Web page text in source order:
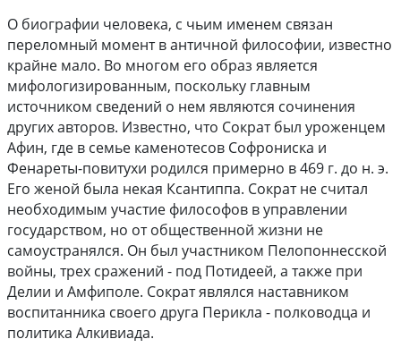
О биографии человека, с чьим именем связан
переломный момент в античной философии, известно
крайне мало. Во многом его образ является
мифологизированным, поскольку главным
источником сведений о нем являются сочинения
других авторов. Известно, что Сократ был уроженцем
Афин, где в семье каменотесов Софрониска и
Фенареты-повитухи родился примерно в 469 г. до н. э.
Его женой была некая Ксантиппа. Сократ не считал
необходимым участие философов в управлении
государством, но от общественной жизни не
самоустранялся. Он был участником Пелопоннесской
войны, трех сражений - под Потидеей, а также при
Делии и Амфиполе. Сократ являлся наставником
воспитанника своего друга Перикла - полководца и
политика Алкивиада.